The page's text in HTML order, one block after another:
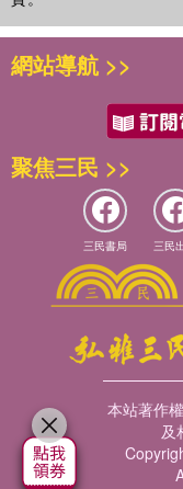
網站導航 >>
聚焦三民 >>
三民書局 三民
本站著作
及